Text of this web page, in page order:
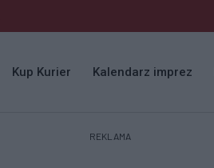
Kup Kurier Kalendarz imprez
REKLAMA